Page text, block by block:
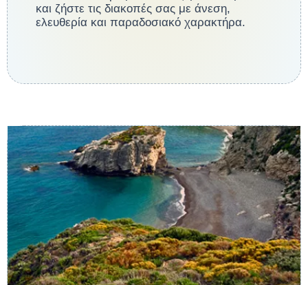
και ζήστε τις διακοπές σας με άνεση,
ελευθερία και παραδοσιακό χαρακτήρα.